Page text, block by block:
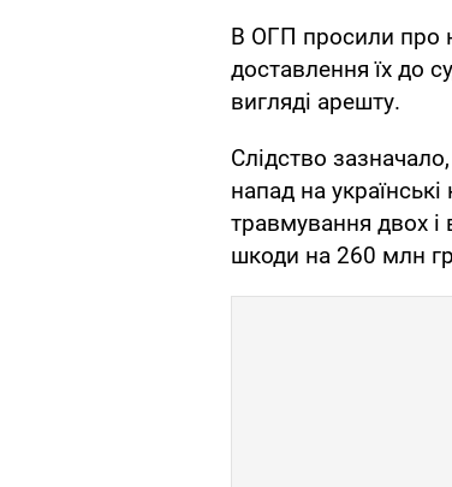
В ОГП просили про
доставлення їх до
вигляді арешту.
Слідство
напад на
травмування двох і
шкоди на 260 млн